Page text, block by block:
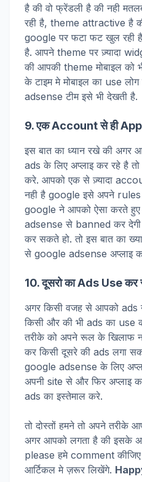
है की वो फ्रेंडली है की नही
रही है, theme attractive है
google पर फटा फट खुल रही
है. आपने theme पर ज़्यादा
की आपकी theme मोबाइल को
के टाइम मे मोबाइल का use
adsense टीम इसे भी देखती है.
9. एक Account से ही
इस बात का ध्यान रखे की
ads के लिए अप्लाइ कर रहे है
करे. आपको एक से ज़्यादा
नही है google इसे अपने rules
google ने आपको ऐसा करते हुए
adsense से banned कर देगी
कर सकते हो. तो इस बात का
से google adsense अप्लाइ
10. दूसरो का Ads Use कर
अगर किसी वजह से आपको ads
किसी और की भी ads का
तरीके को अपने रूल के खिलाफ
कर किसी दूसरे की ads लगा
google adsense के लिए
अपनी site से और फिर अप्लाइ
ads का इस्तेमाल करे.
तो दोस्तों हमने तो अपने तरीके
अगर आपको लगता है की इसके
please हमे comment
आर्टिकल मे ज़रूर लिखेंगे.